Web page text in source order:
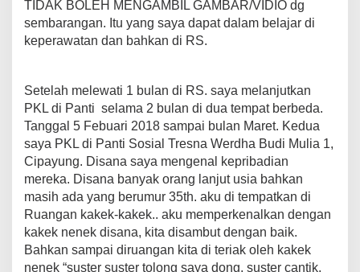
TIDAK BOLEH MENGAMBIL GAMBAR/VIDIO dg
sembarangan. Itu yang saya dapat dalam belajar di
keperawatan dan bahkan di RS.
Setelah melewati 1 bulan di RS. saya melanjutkan
PKL di Panti selama 2 bulan di dua tempat berbeda.
Tanggal 5 Febuari 2018 sampai bulan Maret. Kedua
saya PKL di Panti Sosial Tresna Werdha Budi Mulia 1,
Cipayung. Disana saya mengenal kepribadian
mereka. Disana banyak orang lanjut usia bahkan
masih ada yang berumur 35th. aku di tempatkan di
Ruangan kakek-kakek.. aku memperkenalkan dengan
kakek nenek disana, kita disambut dengan baik.
Bahkan sampai diruangan kita di teriak oleh kakek
nenek “suster suster tolong saya dong, suster cantik,